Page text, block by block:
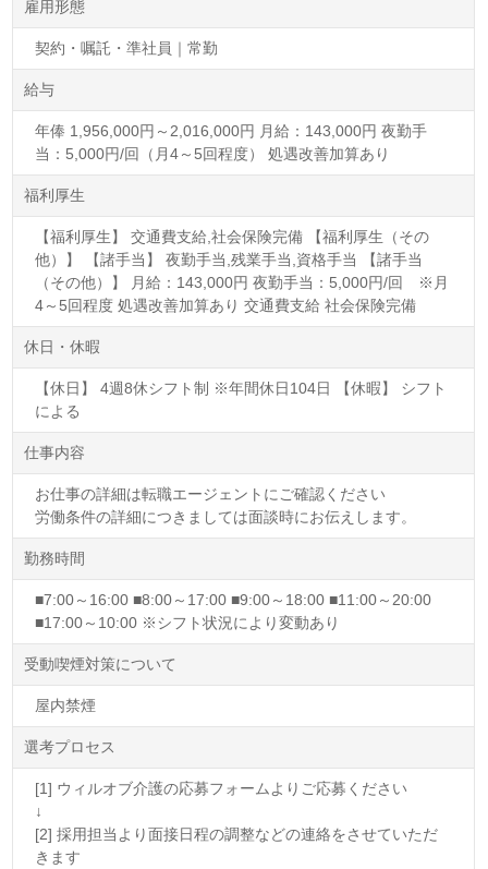
雇用形態
契約・嘱託・準社員｜常勤
給与
年俸 1,956,000円～2,016,000円 月給：143,000円 夜勤手
当：5,000円/回（月4～5回程度） 処遇改善加算あり
福利厚生
【福利厚生】 交通費支給,社会保険完備 【福利厚生（その
他）】 【諸手当】 夜勤手当,残業手当,資格手当 【諸手当
（その他）】 月給：143,000円 夜勤手当：5,000円/回 ※月
4～5回程度 処遇改善加算あり 交通費支給 社会保険完備
休日・休暇
【休日】 4週8休シフト制 ※年間休日104日 【休暇】 シフト
による
仕事内容
お仕事の詳細は転職エージェントにご確認ください
労働条件の詳細につきましては面談時にお伝えします。
勤務時間
■7:00～16:00 ■8:00～17:00 ■9:00～18:00 ■11:00～20:00
■17:00～10:00 ※シフト状況により変動あり
受動喫煙対策について
屋内禁煙
選考プロセス
[1] ウィルオブ介護の応募フォームよりご応募ください
↓
[2] 採用担当より面接日程の調整などの連絡をさせていただ
きます